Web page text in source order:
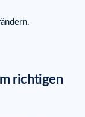
richtigen